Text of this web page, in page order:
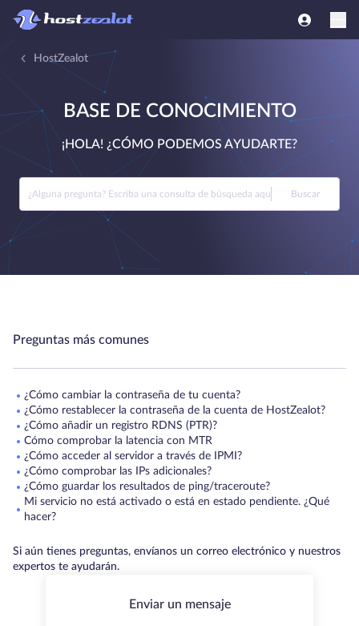
HostZealot
BASE DE CONOCIMIENTO
¡HOLA! ¿CÓMO PODEMOS AYUDARTE?
Buscar
Preguntas más comunes
¿Cómo cambiar la contraseña de tu cuenta?
¿Cómo restablecer la contraseña de la cuenta de HostZealot?
¿Cómo añadir un registro RDNS (PTR)?
Cómo comprobar la latencia con MTR
¿Cómo acceder al servidor a través de IPMI?
¿Cómo comprobar las IPs adicionales?
¿Cómo guardar los resultados de ping/traceroute?
Mi servicio no está activado o está en estado pendiente. ¿Qué
hacer?
Si aún tienes preguntas, envíanos un correo electrónico y nuestros
expertos te ayudarán.
Enviar un mensaje